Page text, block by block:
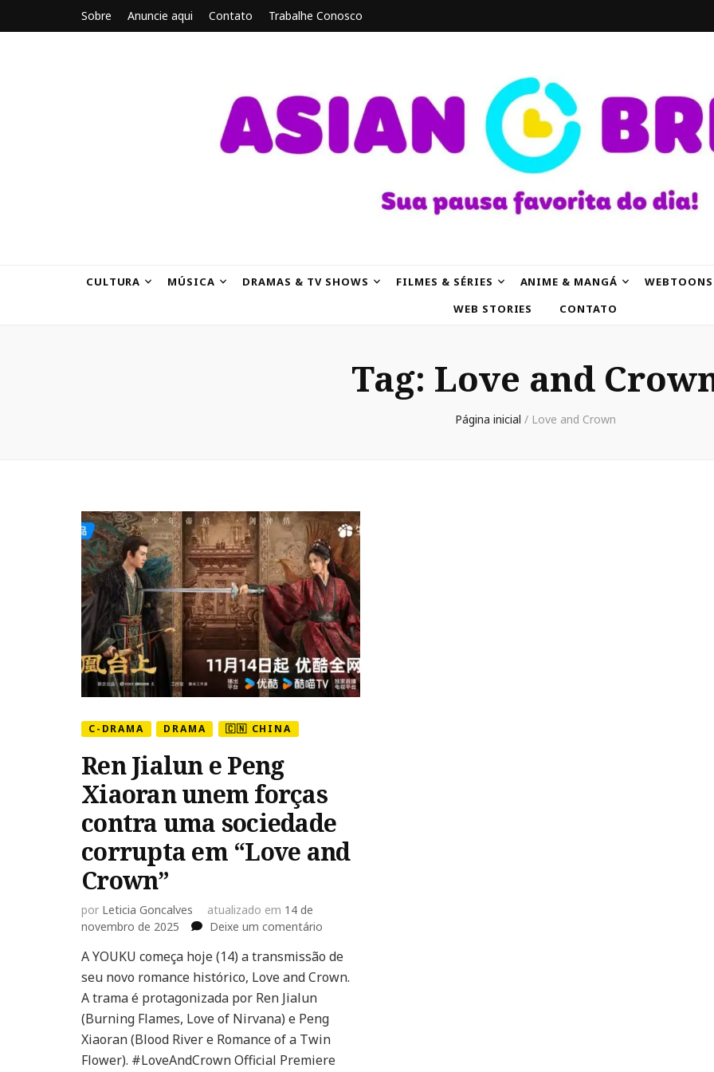
Sobre Anuncie aqui Contato Trabalhe Conosco
CULTURA MÚSICA DRAMAS & TV SHOWS FILMES & SÉRIES ANIME & MANGÁ
WEBTOONS
WEB STORIES
CONTATO
Tag: Love and
Página inicial / Love and Crown
C-DRAMA DRAMA 🇨🇳 CHINA
Ren Jialun e Peng
Xiaoran unem forças
contra uma sociedade
corrupta em “Love and
Crown”
por Leticia Goncalves atualizado em 14 de
novembro de 2025
Deixe um comentário
Jialun
e
unem
forças
contra
A YOUKU começa hoje (14) a transmissão de
seu novo romance histórico, Love and Crown.
A trama é protagonizada por Ren Jialun
(Burning Flames, Love of Nirvana) e Peng
Xiaoran (Blood River e Romance of a Twin
Flower). #LoveAndCrown Official Premiere